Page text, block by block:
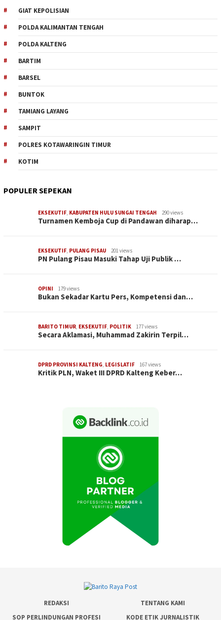
GIAT KEPOLISIAN
POLDA KALIMANTAN TENGAH
POLDA KALTENG
BARTIM
BARSEL
BUNTOK
TAMIANG LAYANG
SAMPIT
POLRES KOTAWARINGIN TIMUR
KOTIM
POPULER SEPEKAN
EKSEKUTIF, KABUPATEN HULU SUNGAI TENGAH 290 views
Turnamen Kemboja Cup di Pandawan diharap…
EKSEKUTIF, PULANG PISAU 201 views
PN Pulang Pisau Masuki Tahap Uji Publik …
OPINI 179 views
Bukan Sekadar Kartu Pers, Kompetensi dan…
BARITO TIMUR, EKSEKUTIF, POLITIK 177 views
Secara Aklamasi, Muhammad Zakirin Terpil…
DPRD PROVINSI KALTENG, LEGISLATIF 167 views
Kritik PLN, Waket III DPRD Kalteng Keber…
REDAKSI
TENTANG KAMI
SOP PERLINDUNGAN PROFESI
KODE ETIK JURNALISTIK